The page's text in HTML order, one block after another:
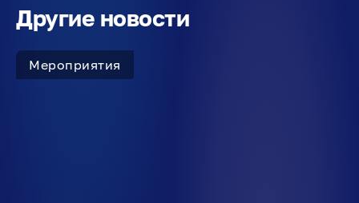
Другие новости
Мероприятия